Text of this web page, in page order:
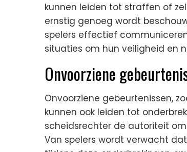
kunnen leiden tot straffen of
ernstig genoeg wordt
spelers effectief
situaties om hun veiligheid en
Onvoorziene
Onvoorziene gebeurtenissen,
kunnen ook leiden tot
scheidsrechter de autoriteit
Van spelers wordt verwacht